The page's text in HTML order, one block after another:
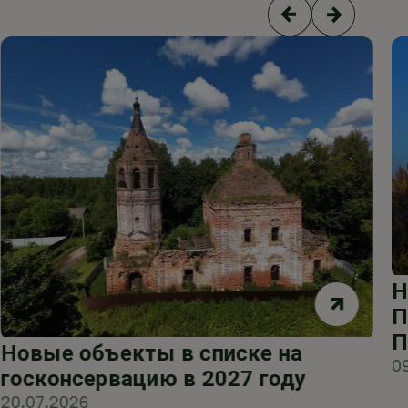
Новые объекты в списке на
госконсервацию в 2027 году
20.07.2026